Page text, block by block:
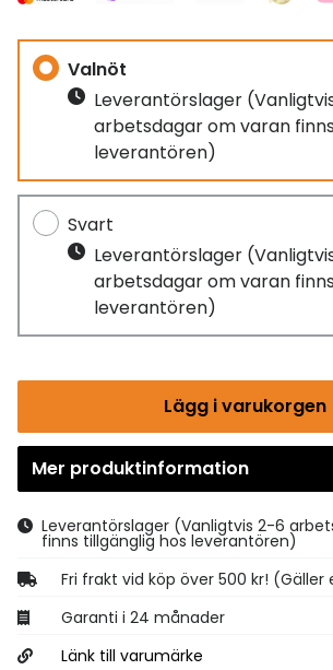
Valnöt
Leverantörslager
arbetsdagar om varan
leverantören)
Svart
Leverantörslager
arbetsdagar om varan
leverantören)
Lägg i varukorgen
Gå till kassan
Mer produktinformation
Leverantörslager (Vanligtvis 2-6
finns tillgänglig hos leverantören)
Fri frakt vid köp över 500 kr!
Garanti i 24 månader
Länk till varumärke